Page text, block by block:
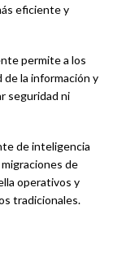
eficiente y
permite a los
de la información y
seguridad ni
de inteligencia
de
operativos y
tradicionales.